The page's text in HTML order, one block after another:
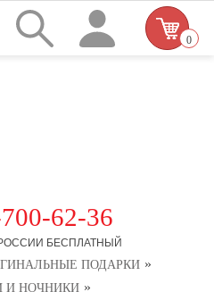
62-36
БЕСПЛАТНЫЙ
0
ПОДАРКИ »
И НОЧНИКИ »